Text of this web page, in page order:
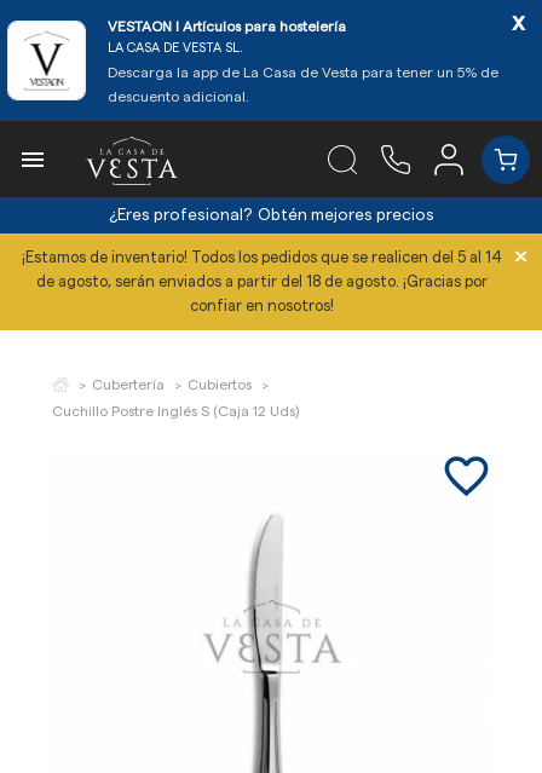
VESTAON l Artículos para hostelería
LA CASA DE VESTA SL.
Descarga la app de La Casa de Vesta para tener un 5% de
descuento adicional.
x

¿Eres profesional? Obtén mejores precios
¡Estamos de inventario! Todos los pedidos que se realicen del 5 al 14
de agosto, serán enviados a partir del 18 de agosto. ¡Gracias por
confiar en nosotros!
×
Cubertería
Cubiertos
Cuchillo Postre Inglés S (Caja 12 Uds)
favorite_border